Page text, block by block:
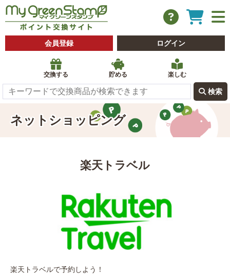
会員登録 ログイン
交換する 貯める 楽しむ
 検索
ネットショッピング
楽天トラベル
楽天トラベルで予約しよう！